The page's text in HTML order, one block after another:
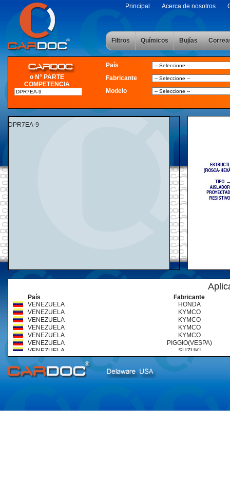
Principal Acerca de nosotros
Filtros Químicos Bujías
o N° PARTE
COMPETENCIA
País
Fabricante
Modelo
DPR7EA-9
País
Fabricante
VENEZUELA
HONDA
VENEZUELA
KYMCO
VENEZUELA
KYMCO
VENEZUELA
KYMCO
VENEZUELA
KYMCO
VENEZUELA
PIGGIO(VESPA)
VENEZUELA
SUZUKI
VENEZUELA
SUZUKI
VENEZUELA
SUZUKI